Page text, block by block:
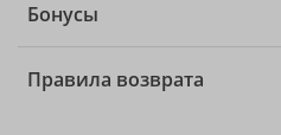
Бонусы
Правила возврата